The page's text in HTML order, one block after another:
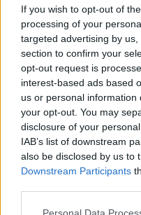
If you wish to opt-out of
processing of your
targeted advertising by
section to confirm your
opt-out request is
interest-based ads based
us or personal
your opt-out. You may
disclosure of your
IAB’s list of downstream
also be disclosed by us to
Downstream Participants